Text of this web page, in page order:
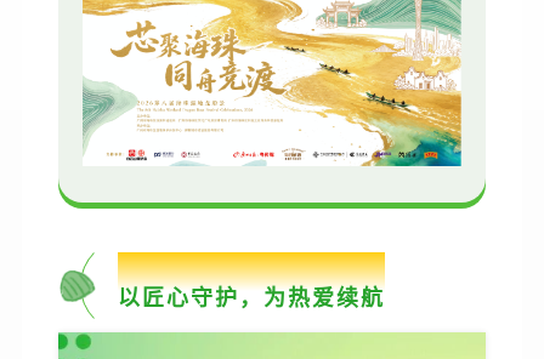
01
以匠心守护，为热爱续航